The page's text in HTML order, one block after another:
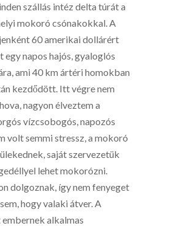
szállás intéz delta túrát a
mokoró csónakokkal. A
60 amerikai dollárért
napos hajós, gyaloglós
ami 40 km ártéri homokban
kezdődött. Itt végre nem
nagyon élveztem a
vízcsobogós, napozós
volt semmi stressz, a mokoró
saját szervezetük
lehet mokorózni.
dolgoznak, így nem fenyeget
hogy valaki átver. A
embernek alkalmas